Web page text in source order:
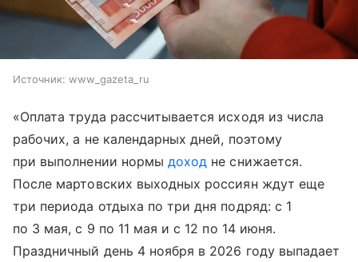
Источник: www_gazeta_ru
«Оплата труда рассчитывается исходя из числа
рабочих, а не календарных дней, поэтому
при выполнении нормыдоход не снижается.
После мартовских выходных россиян ждут еще
три периода отдыха по три дня подряд: с 1
по 3 мая, с 9 по 11 мая и с 12 по 14 июня.
Праздничный день 4 ноября в 2026 году выпадает